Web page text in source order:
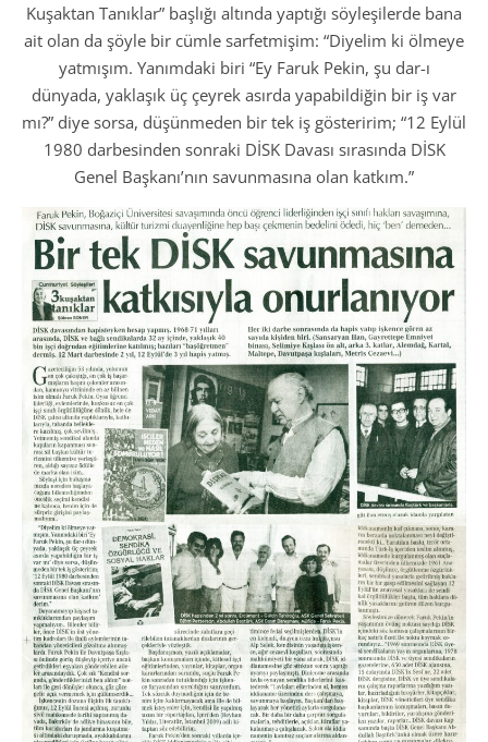
Kuşaktan Tanıklar” başlığı altında yaptığı söyleşilerde bana
ait olan da şöyle bir cümle sarfetmişim: “Diyelim ki ölmeye
yatmışım. Yanımdaki biri “Ey Faruk Pekin, şu dar-ı
dünyada, yaklaşık üç çeyrek asırda yapabildiğin bir iş var
mı?” diye sorsa, düşünmeden bir tek iş gösteririm; “12 Eylül
1980 darbesinden sonraki DİSK Davası sırasında DİSK
Genel Başkanı’nın savunmasına olan katkım.”